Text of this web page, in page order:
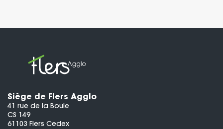
Siège de Flers Agglo
41 rue de la Boule
CS 149
61103 Flers Cedex